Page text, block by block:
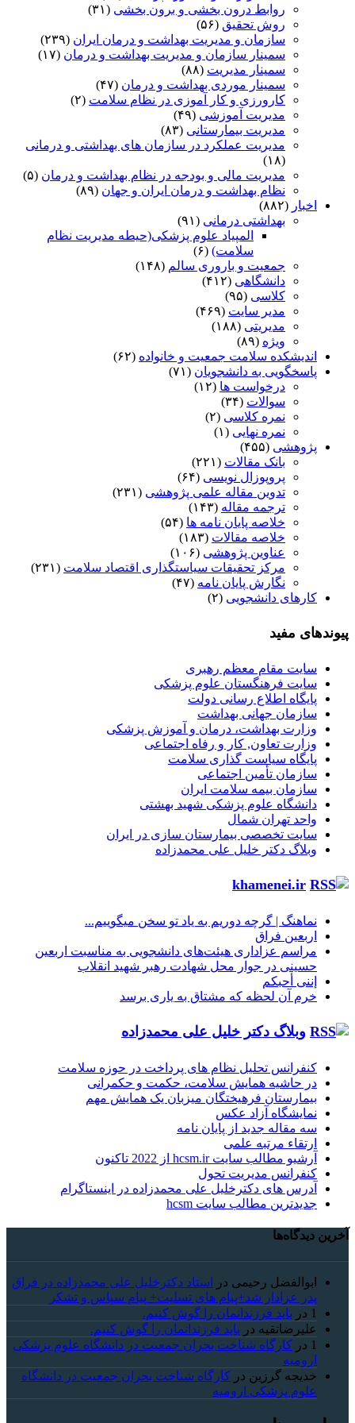
روابط درون بخشی و برون بخشی (۳۱)
روش تحقیق (۵۶)
سازمان و مدیریت بهداشت و درمان ایران (۲۳۹)
سمینار سازمان و مدیریت بهداشت و درمان (۱۷)
سمینار مدیریت (۸۸)
سمینار موردی بهداشت و درمان (۴۷)
کارورزی و کار آموزی در نظام سلامت (۲)
مدیریت آموزشی (۴۹)
مدیریت بیمارستانی (۸۳)
مدیریت عملکرد در سازمان های بهداشتی و درمانی
(۱۸)
مدیریت مالی و بودجه در نظام بهداشت و درمان (۵)
نظام بهداشت و درمان ایران و جهان (۸۹)
اخبار (۸۸۲)
بهداشتی درمانی (۹۱)
المپیاد علوم پزشکی(حیطه مدیریت نظام
سلامت) (۶)
جمعیت و باروری سالم (۱۴۸)
دانشگاهی (۴۱۲)
کلاسی (۹۵)
مدیر سایت (۴۶۹)
مدیریتی (۱۸۸)
ویژه (۸۹)
اندیشکده سلامت جمعیت و خانواده (۶۲)
پاسخگویی به دانشجویان (۷۱)
درخواست ها (۱۲)
سوالات (۳۴)
نمره کلاسی (۲)
نمره نهایی (۱)
پژوهشی (۴۵۵)
بانک مقالات (۲۲۱)
پروپوزال نویسی (۶۴)
تدوین مقاله علمی پژوهشی (۲۳۱)
ترجمه مقاله (۱۴۳)
خلاصه پایان نامه ها (۵۴)
خلاصه مقالات (۱۸۳)
عناوین پژوهشی (۱۰۶)
مرکز تحقیقات سیاستگذاری اقتصاد سلامت (۲۳۱)
نگارش پایان نامه (۴۷)
کارهای دانشجویی (۲)
پیوندهای مفید
سایت مقام معظم رهبری
سایت فرهنگستان علوم پزشکی
پایگاه اطلاع رسانی دولت
سازمان جهانی بهداشت
وزارت بهداشت، درمان و آموزش پزشکی
وزارت تعاون, کار و رفاه اجتماعی
پایگاه سیاست گذاری سلامت
سازمان تأمین اجتماعی
سازمان بیمه سلامت ایران
دانشگاه علوم پزشکی شهید بهشتی
واحد تهران شمال
سایت تخصصی بیمارستان سازی در ایران
وبلاگ دکتر خلیل علی محمدزاده
khamenei.ir
نماهنگ |‌ گرچه دوریم به یاد تو سخن میگوییم...
اربعین فراق
مراسم عزاداری هیئت‌های دانشجویی به مناسبت اربعین
حسینی در جوار محل شهادت رهبر شهید انقلاب
إننی أحبکم
خرم آن لحظه که مشتاق به یاری برسد
وبلاگ دکتر خلیل علی محمدزاده
کنفرانس تحلیل نظام های پرداخت در حوزه سلامت
در حاشیه همایش سلامت، حکمت و حکمرانی
بیمارستان فرهیختگان میزبان یک همایش مهم
نمایشگاه آزاد عکس
سه مقاله جدید از پایان نامه
ارتقاء مرتبه علمی
آرشیو مطالب سایت hcsm.ir از 2022 تاکنون
کنفرانس مدیریت تحول
آدرس های دکترخلیل علی محمدزاده در اینستاگرام
جدیدترین مطالب سایت hcsm
آخرین دیدگاه‌ها
ابوالفضل رحیمی در
استاد دکترخلیل علی محمدزاده در فراق
پدر عزادار شد+پیام های تسلیت+ پیام سپاس و تشکر
1 در باید فرزندانمان را گوش کنیم.
علیرضاتقیه در باید فرزندانمان را گوش کنیم.
1 در کارگاه شناخت بحران جمعیت در دانشگاه علوم پزشکی
ارومیه
خديجه گرزین در کارگاه شناخت بحران جمعیت در دانشگاه
علوم پزشکی ارومیه